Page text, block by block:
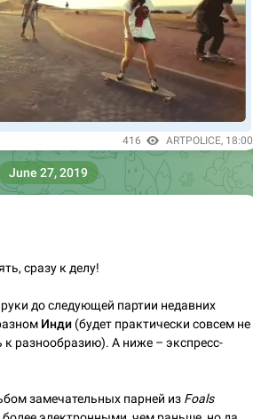
416 ARTPOLICE, 18:00
сразу к делу!
до следующей партии недавних
Инди (будет практически совсем не
к разнообразию). А ниже – экспресс-
замечательных парней из Foals
June 27, 2019